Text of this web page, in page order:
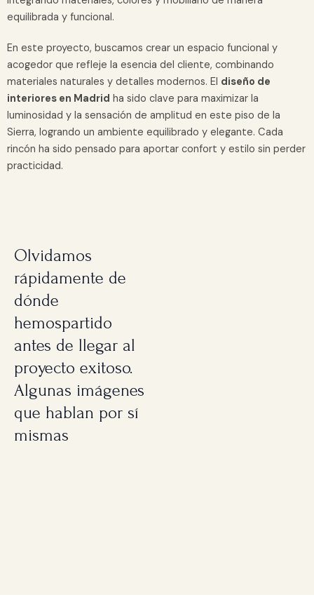
equilibrada y funcional.
En este proyecto, buscamos crear un espacio funcional y
acogedor que refleje la esencia del cliente, combinando
materiales naturales y detalles modernos. El diseño de
interiores en Madrid ha sido clave para maximizar la
luminosidad y la sensación de amplitud en este piso de la
Sierra, logrando un ambiente equilibrado y elegante. Cada
rincón ha sido pensado para aportar confort y estilo sin perder
practicidad.
Olvidamos
rápidamente de
dónde
hemospartido
antes de llegar al
proyecto exitoso.
Algunas imágenes
que hablan por sí
mismas